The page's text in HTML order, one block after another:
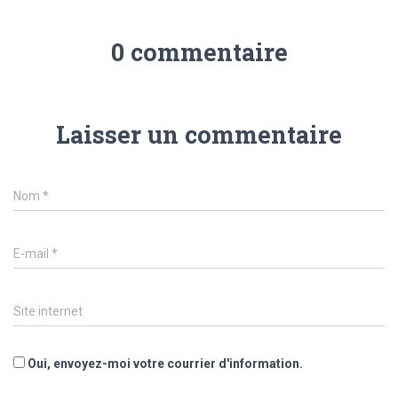
0 commentaire
Laisser un commentaire
Nom *
E-mail *
Site internet
Oui, envoyez-moi votre courrier d'information.